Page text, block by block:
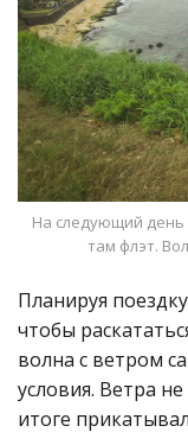
На следующий день
там флэт.
Планируя
чтобы
волна с ветром
условия. Ветра
итоге